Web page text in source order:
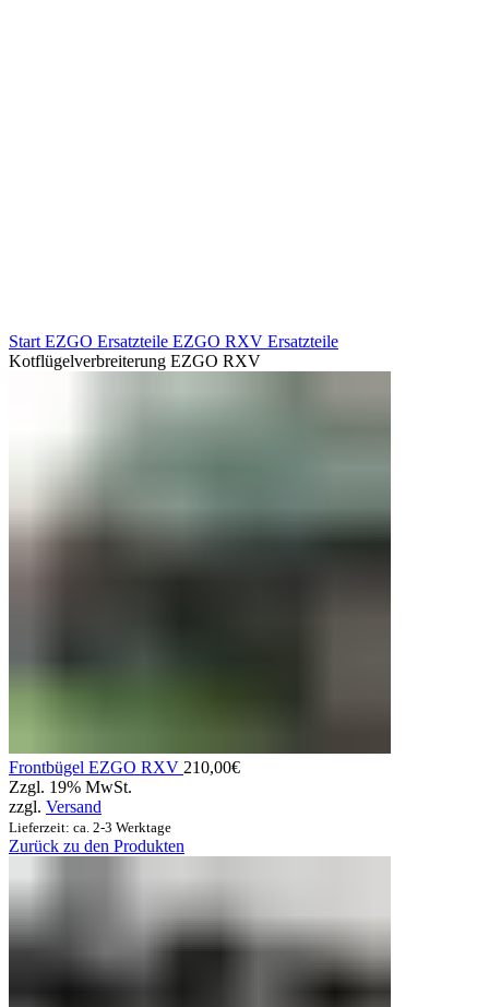
Start EZGO Ersatzteile EZGO RXV Ersatzteile
Kotflügelverbreiterung EZGO RXV
Frontbügel EZGO RXV 210,00€
Zzgl. 19% MwSt.
zzgl. Versand
Lieferzeit: ca. 2-3 Werktage
Zurück zu den Produkten